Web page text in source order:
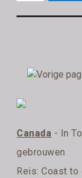
Canada - In
gebrouwen
Reis:Coast to